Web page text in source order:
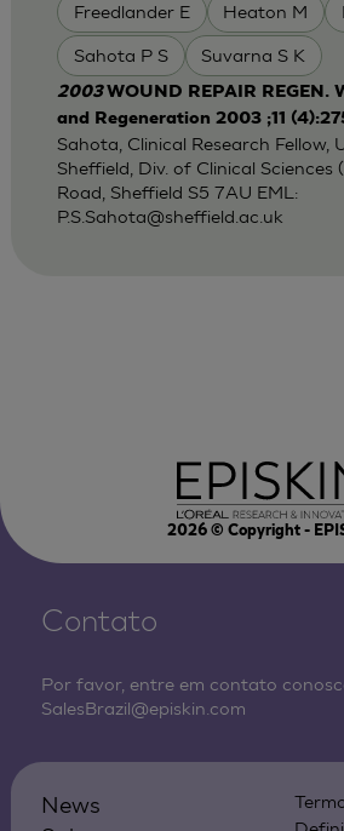
Freedlander E Heaton M
Sahota P S Suvarna S K
2003WOUND REPAIR REGEN.
and Regeneration 2003 ;11
Sahota, Clinical Research Fellow,
Sheffield, Div. of Clinical Sciences
Road, Sheffield S5 7AU EML:
P.S.Sahota@sheffield.ac.uk
2026© Copyright -
Contato
Por favor, entre em contato
SalesBrazil@episkin.com
News